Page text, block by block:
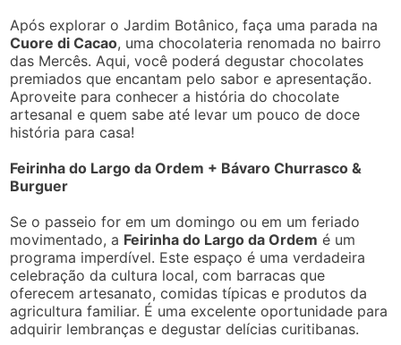
Após explorar o Jardim Botânico, faça uma parada na
Cuore di Cacao, uma chocolateria renomada no bairro
das Mercês. Aqui, você poderá degustar chocolates
premiados que encantam pelo sabor e apresentação.
Aproveite para conhecer a história do chocolate
artesanal e quem sabe até levar um pouco de doce
história para casa!
Feirinha do Largo da Ordem + Bávaro Churrasco &
Burguer
Se o passeio for em um domingo ou em um feriado
movimentado, a Feirinha do Largo da Ordem é um
programa imperdível. Este espaço é uma verdadeira
celebração da cultura local, com barracas que
oferecem artesanato, comidas típicas e produtos da
agricultura familiar. É uma excelente oportunidade para
adquirir lembranças e degustar delícias curitibanas.